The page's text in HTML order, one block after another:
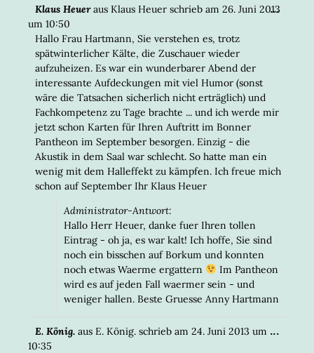
Klaus Heueraus Klaus Heuer schrieb am 26. Juni 2013
um 10:50
Hallo Frau Hartmann, Sie verstehen es, trotz
spätwinterlicher Kälte, die Zuschauer wieder
aufzuheizen. Es war ein wunderbarer Abend der
interessante Aufdeckungen mit viel Humor (sonst
wäre die Tatsachen sicherlich nicht erträglich) und
Fachkompetenz zu Tage brachte ... und ich werde mir
jetzt schon Karten für Ihren Auftritt im Bonner
Pantheon im September besorgen. Einzig - die
Akustik in dem Saal war schlecht. So hatte man ein
wenig mit dem Halleffekt zu kämpfen. Ich freue mich
schon auf September Ihr Klaus Heuer
Administrator-Antwort:
Hallo Herr Heuer, danke fuer Ihren tollen
Eintrag - oh ja, es war kalt! Ich hoffe, Sie sind
noch ein bisschen auf Borkum und konnten
noch etwas Waerme ergattern
Im Pantheon
wird es auf jeden Fall waermer sein - und
weniger hallen. Beste Gruesse Anny Hartmann
...DIESE
E. König. aus E. König. schrieb am 24. Juni 2013 um
10:35
...DIESE